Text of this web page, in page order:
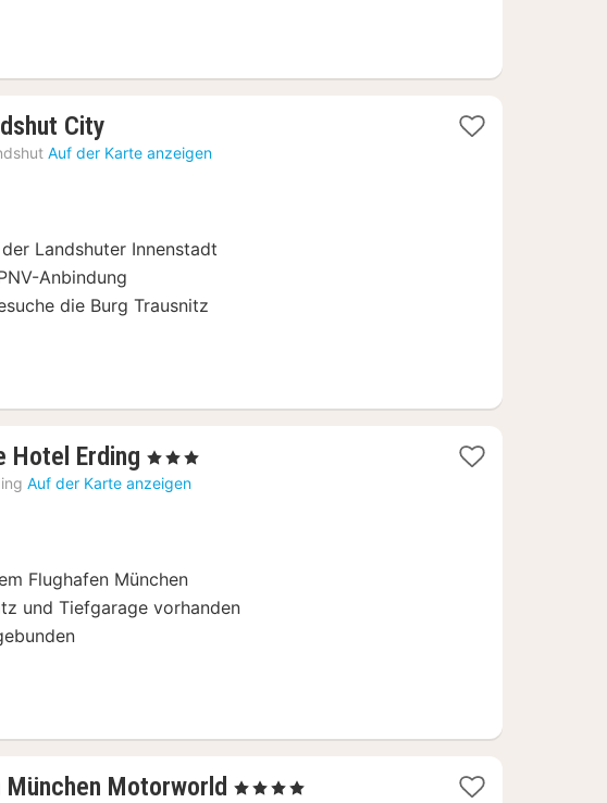
City
Nacht
Auf der Karte anzeigen
Landshuter Innenstadt
Anbindung
die Burg Trausnitz
Hotel Erding 1
Nacht
, 3 Sterne
Auf der Karte anzeigen
Flughafen München
und Tiefgarage vorhanden
München Motorworld 1
, 4 Sterne